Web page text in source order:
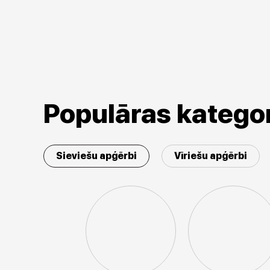
Populāras
Sieviešu apģērbi Vīriešu apģērbi